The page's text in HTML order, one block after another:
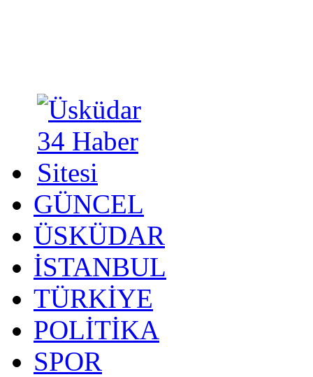
GÜNCEL
ÜSKÜDAR
İSTANBUL
TÜRKİYE
POLİTİKA
SPOR